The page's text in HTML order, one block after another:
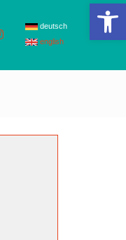
deutsch
english